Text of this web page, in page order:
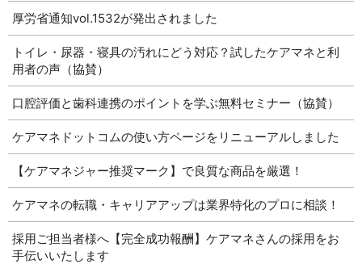
厚労省通知vol.1532が発出されました
トイレ・尿器・寝具の汚れにどう対応？試したケアマネと利
用者の声（協賛）
口腔評価と歯科連携のポイントを学ぶ無料セミナー（協賛）
ケアマネドットコムの使い方ページをリニューアルしました
【ケアマネジャー推奨マーク】で良質な商品を厳選！
ケアマネの転職・キャリアアップは業界特化のプロに相談！
採用ご担当者様へ【完全成功報酬】ケアマネさんの採用をお
手伝いいたします